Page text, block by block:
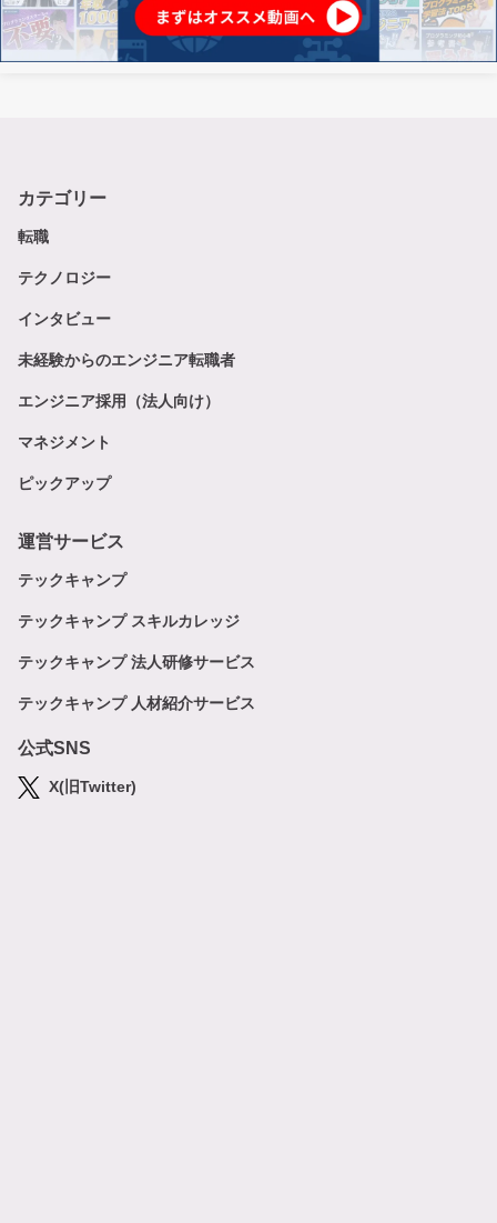
カテゴリー
転職
テクノロジー
インタビュー
未経験からのエンジニア転職者
エンジニア採用（法人向け）
マネジメント
ピックアップ
運営サービス
テックキャンプ
テックキャンプ スキルカレッジ
テックキャンプ 法人研修サービス
テックキャンプ 人材紹介サービス
公式SNS
X(旧Twitter)